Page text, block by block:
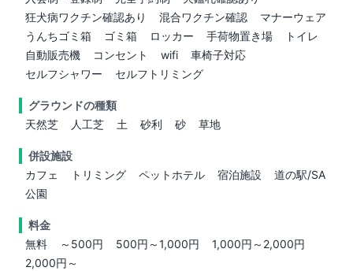
狂犬病ワクチン確認あり
混合ワクチン確認
マナーウェア
うんちゴミ箱
ゴミ箱 ロッカー 手荷物置き場
トイレ
自動販売機
コンセント wifi
車椅子対応
セルフシャワー
セルフトリミング
グラウンドの種類
天然芝
人工芝 土 砂利 砂 草地
併設施設
カフェ
トリミング ペットホテル 宿泊施設
道の駅/SA
公園
料金
無料
～500円 500円～1,000円
1,000円～2,000円
2,000円～